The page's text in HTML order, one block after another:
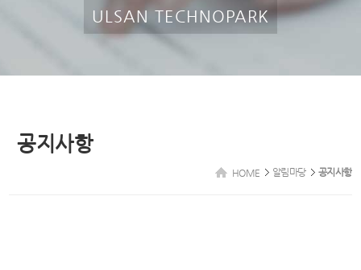
ULSAN TECHNOPARK
공지사항
HOME 알림마당 공지사항